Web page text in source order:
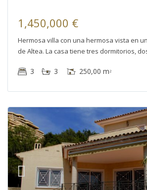
1,450,000 €
Hermosa villa con una hermosa vista en
de Altea. La casa tiene tres dormitorios,
3 3 250,00 m 2